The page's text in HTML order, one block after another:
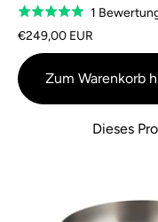
Bewertet
mit
5,0
von
5
1
€249,00 EUR
Zum Warenkorb
Dieses